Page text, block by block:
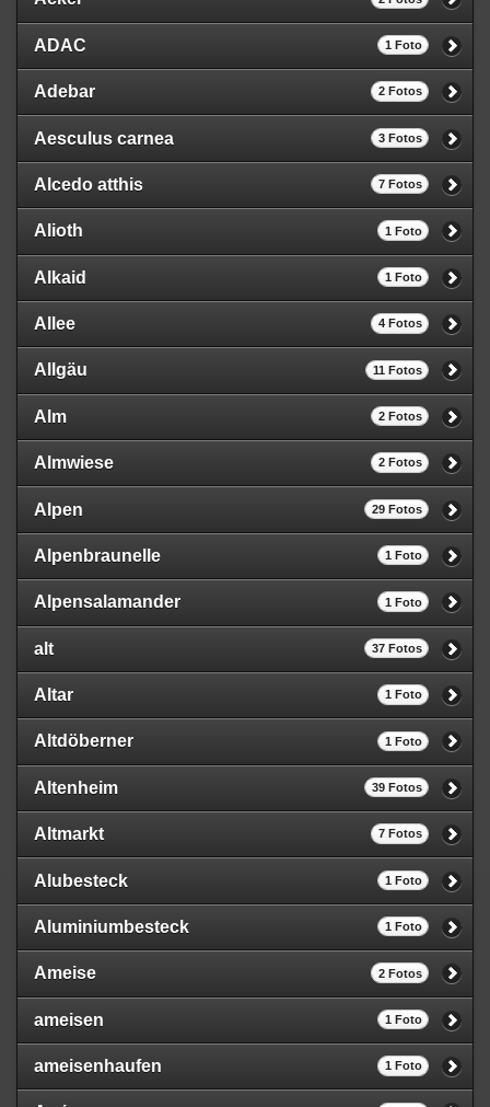
ADAC 1 Foto
Adebar 2 Fotos
Aesculus carnea 3 Fotos
Alcedo atthis 7 Fotos
Alioth 1 Foto
Alkaid 1 Foto
Allee 4 Fotos
Allgäu 11 Fotos
Alm 2 Fotos
Almwiese 2 Fotos
Alpen 29 Fotos
Alpenbraunelle 1 Foto
Alpensalamander 1 Foto
alt 37 Fotos
Altar 1 Foto
Altdöberner 1 Foto
Altenheim 39 Fotos
Altmarkt 7 Fotos
Alubesteck 1 Foto
Aluminiumbesteck 1 Foto
Ameise 2 Fotos
ameisen 1 Foto
ameisenhaufen 1 Foto